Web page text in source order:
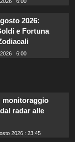
2026:
e Fortuna
: 6:00
monitoraggio
radar alle
2026 : 23:45